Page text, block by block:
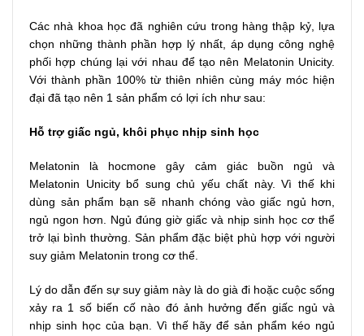
Các nhà khoa học đã nghiên cứu trong hàng thập kỷ, lựa
chọn những thành phần hợp lý nhất, áp dụng công nghệ
phối hợp chúng lại với nhau để tạo nên Melatonin Unicity.
Với thành phần 100% từ thiên nhiên cùng máy móc hiện
đại đã tạo nên 1 sản phẩm có lợi ích như sau:
Hỗ trợ giấc ngủ, khôi phục nhịp sinh học
Melatonin là hocmone gây cảm giác buồn ngủ và
Melatonin Unicity bổ sung chủ yếu chất này. Vì thế khi
dùng sản phẩm bạn sẽ nhanh chóng vào giấc ngủ hơn,
ngủ ngon hơn. Ngủ đúng giờ giấc và nhịp sinh học cơ thể
trở lại bình thường. Sản phẩm đặc biệt phù hợp với người
suy giảm Melatonin trong cơ thể.
Lý do dẫn đến sự suy giảm này là do già đi hoặc cuộc sống
xảy ra 1 số biến cố nào đó ảnh hưởng đến giấc ngủ và
nhịp sinh học của bạn. Vì thế hãy để sản phẩm kéo ngủ